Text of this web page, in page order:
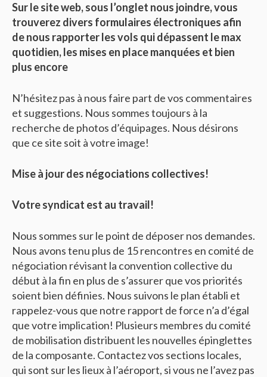
Sur le site web, sous l’onglet nous joindre, vous
trouverez divers formulaires électroniques afin
de nous rapporter les vols qui dépassent le max
quotidien, les mises en place manquées et bien
plus encore
N’hésitez pas à nous faire part de vos commentaires
et suggestions. Nous sommes toujours à la
recherche de photos d’équipages. Nous désirons
que ce site soit à votre image!
Mise à jour des négociations collectives!
Votre syndicat est au travail!
Nous sommes sur le point de déposer nos demandes.
Nous avons tenu plus de 15 rencontres en comité de
négociation révisant la convention collective du
début à la fin en plus de s’assurer que vos priorités
soient bien définies. Nous suivons le plan établi et
rappelez-vous que notre rapport de force n’a d’égal
que votre implication! Plusieurs membres du comité
de mobilisation distribuent les nouvelles épinglettes
de la composante. Contactez vos sections locales,
qui sont sur les lieux à l’aéroport, si vous ne l’avez pas